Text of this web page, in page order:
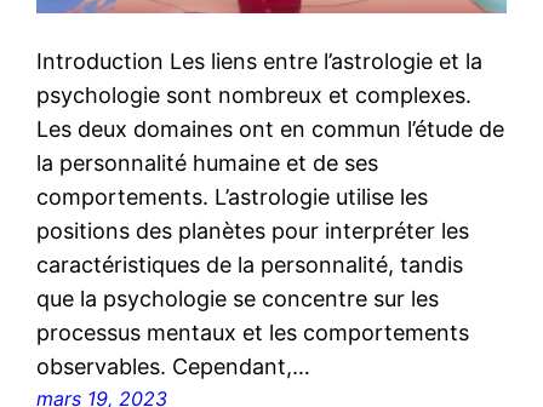
Introduction Les liens entre l’astrologie et la
psychologie sont nombreux et complexes.
Les deux domaines ont en commun l’étude de
la personnalité humaine et de ses
comportements. L’astrologie utilise les
positions des planètes pour interpréter les
caractéristiques de la personnalité, tandis
que la psychologie se concentre sur les
processus mentaux et les comportements
observables. Cependant,…
mars 19, 2023